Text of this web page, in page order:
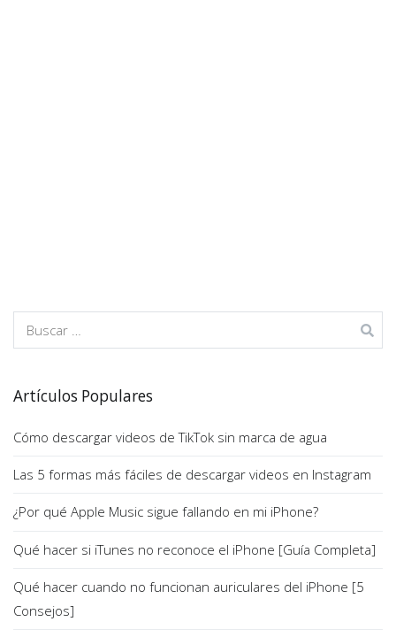
Buscar:
Artículos Populares
Cómo descargar videos de TikTok sin marca de agua
Las 5 formas más fáciles de descargar videos en Instagram
¿Por qué Apple Music sigue fallando en mi iPhone?
Qué hacer si iTunes no reconoce el iPhone [Guía Completa]
Qué hacer cuando no funcionan auriculares del iPhone [5
Consejos]